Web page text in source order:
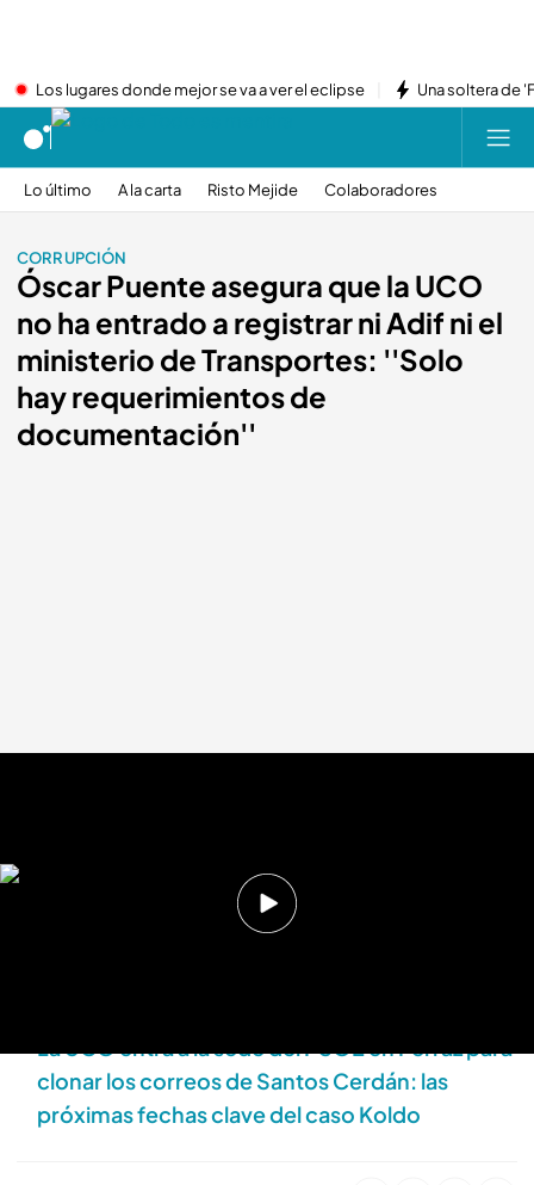
Los lugares donde mejor se va a ver el eclipse Una soltera de
Lo último A la carta Risto Mejide Colaboradores
CORRUPCIÓN
Óscar Puente asegura que la UCO
no ha entrado a registrar ni Adif ni el
ministerio de Transportes: ''Solo
hay requerimientos de
documentación''
El ministro de Transportes ha querido
La UCO entra a la sede del PSOE en Ferraz para
clonar los correos de Santos Cerdán: las
próximas fechas clave del caso Koldo